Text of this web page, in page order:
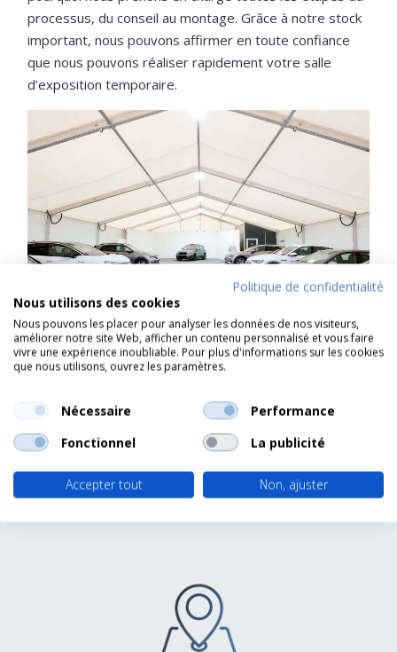
processus, du conseil au montage. Grâce à notre stock
important, nous pouvons affirmer en toute confiance
que nous pouvons réaliser rapidement votre salle
d’exposition temporaire.
POURQUOI CHOISIR
DONSELAAR
STRUCTURES?
Politique de confidentialité
Nous utilisons des cookies
Nous pouvons les placer pour analyser les données de nos visiteurs,
améliorer notre site Web, afficher un contenu personnalisé et vous faire
vivre une expérience inoubliable. Pour plus d'informations sur les cookies
que nous utilisons, ouvrez les paramètres.
Nécessaire
Performance
Fonctionnel
La publicité
Accepter tout Non, ajuster